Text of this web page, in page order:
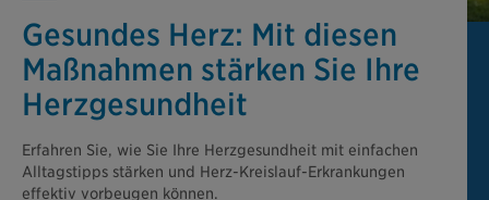
Gesundes Herz: Mit diesen
Maßnahmen stärken Sie Ihre
Herzgesundheit
Erfahren Sie, wie Sie Ihre Herzgesundheit mit einfachen
Alltagstipps stärken und Herz-Kreislauf-Erkrankungen
effektiv vorbeugen können.